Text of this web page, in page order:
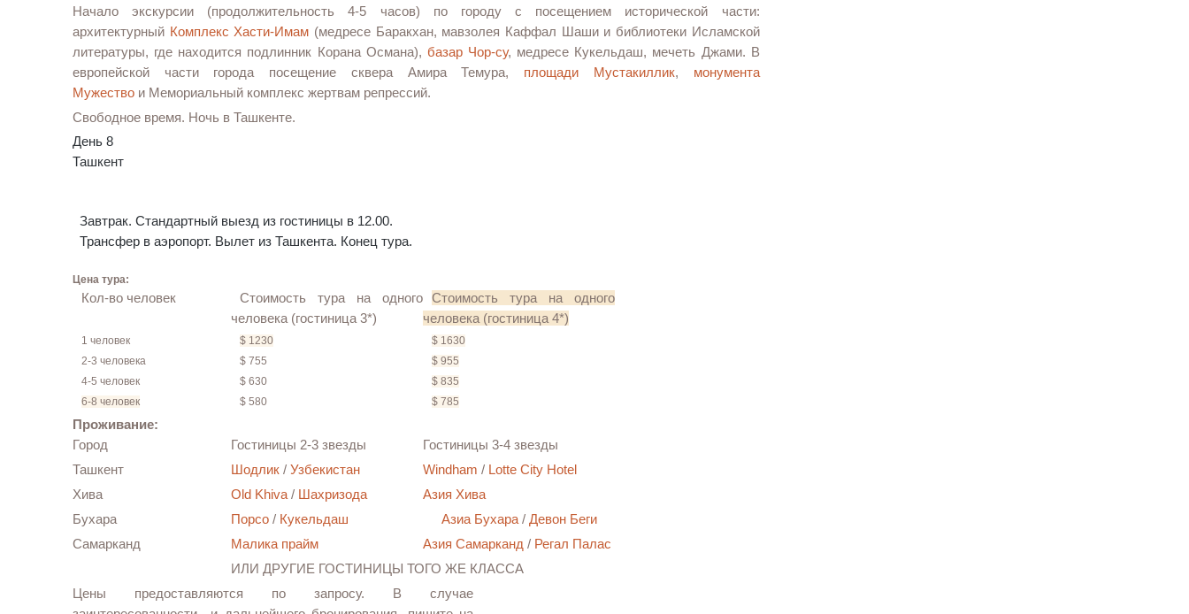
Начало экскурсии (продолжительность 4-5 часов) по городу с посещением исторической части:
архитектурный Комплекс Хасти-Имам (медресе Баракхан, мавзолея Каффал Шаши и библиотеки Исламской
литературы, где находится подлинник Корана Османа), базар Чор-су, медресе Кукельдаш, мечеть Джами. В
европейской части города посещение сквера Амира Темура, площади Мустакиллик, монумента
Мужество и Мемориальный комплекс жертвам репрессий.
Свободное время. Ночь в Ташкенте.
День 8
Ташкент
Завтрак. Стандартный выезд из гостиницы в 12.00.
Трансфер в аэропорт. Вылет из Ташкента. Конец тура.
Цена тура:
Кол-во человек
Стоимость тура на одного
человека (гостиница 3*)
Стоимость тура на одного
человека (гостиница 4*)
1 человек $ 1230
$ 1630
2-3 человека
$ 755
$ 955
4-5 человек
$ 630
$ 835
6-8 человек
$ 580 $ 785
Проживание:
Город
Гостиницы 2-3 звезды
Гостиницы 3-4 звезды
Ташкент
Шодлик / Узбекистан Windham / Lotte City Hotel
Хива
Old Khiva / Шахризода
Азия Хива
Бухара
Порсо / Кукельдаш Азиа Бухара / Девон Беги
Самарканд
Малика прайм Азия Самарканд / Регал Палас
ИЛИ ДРУГИЕ ГОСТИНИЦЫ ТОГО ЖЕ КЛАССА
Цены предоставляются по запросу. В случае